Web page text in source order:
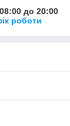
до 20:00
роботи